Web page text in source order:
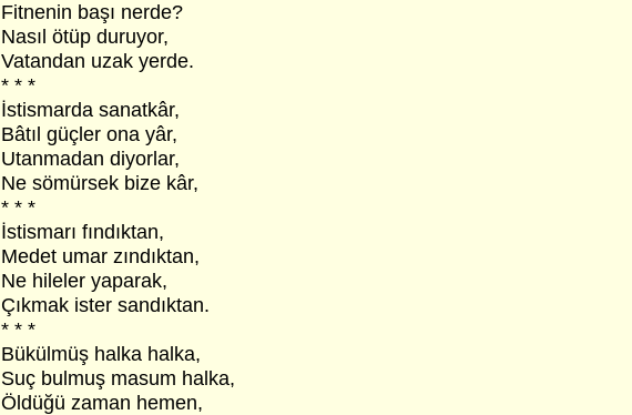
Fitnenin başı nerde?
Nasıl ötüp duruyor,
Vatandan uzak yerde.
* * *
İstismarda sanatkâr,
Bâtıl güçler ona yâr,
Utanmadan diyorlar,
Ne sömürsek bize kâr,
* * *
İstismarı fındıktan,
Medet umar zındıktan,
Ne hileler yaparak,
Çıkmak ister sandıktan.
* * *
Bükülmüş halka halka,
Suç bulmuş masum halka,
Öldüğü zaman hemen,